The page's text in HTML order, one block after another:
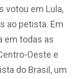
votou em Lula,
ao petista. Em
em todas as
Oeste e
do Brasil, um